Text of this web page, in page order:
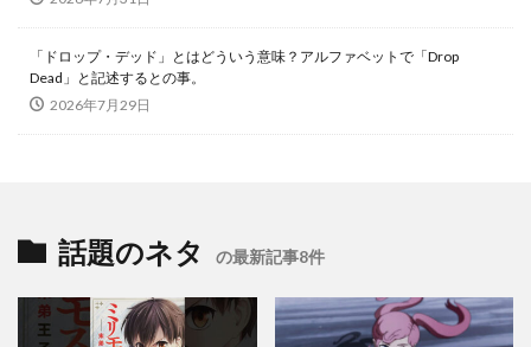
「ドロップ・デッド」とはどういう意味？アルファベットで「Drop
Dead」と記述するとの事。
2026年7月29日
話題のネタ の最新記事8件